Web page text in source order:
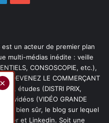
est un acteur de premier plan
multi-médias inédite : veille
CONSOSCOPIE, etc.),
DEVENEZ LE COMMERÇANT
etc.), études (DISTRI PRIX,
vidéos (VIDÉO GRANDE
et, bien sûr, le blog sur lequel
et Linkedin. Soit une